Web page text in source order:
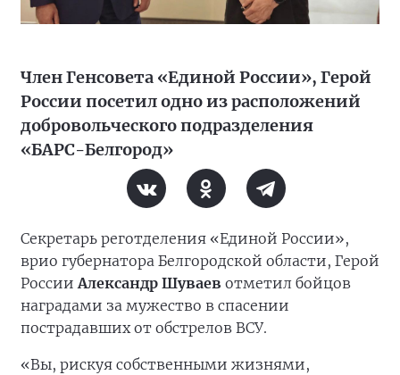
Член Генсовета «Единой России», Герой
России посетил одно из расположений
добровольческого подразделения
«БАРС-Белгород»
Секретарь реготделения «Единой России»,
врио губернатора Белгородской области, Герой
РоссииАлександр Шуваев отметил бойцов
наградами за мужество в спасении
пострадавших от обстрелов ВСУ.
«Вы, рискуя собственными жизнями,